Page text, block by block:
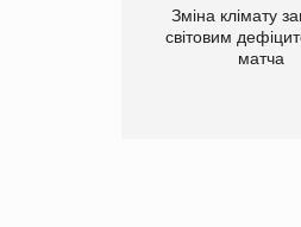
Зміна клімату
світовим
матча